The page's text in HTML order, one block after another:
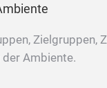
Zielgruppen,
der Ambiente.